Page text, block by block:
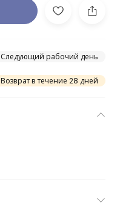
Следующий рабочий день
Возврат в течение 28 дней